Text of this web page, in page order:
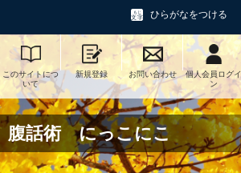
ひらがなをつける
このサイトにつ
いて
新規登録 お問い合わせ
個人会員ログイ
ン
腹話術 にっこにこ